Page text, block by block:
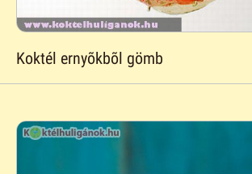
Koktél ernyõkbõl gömb